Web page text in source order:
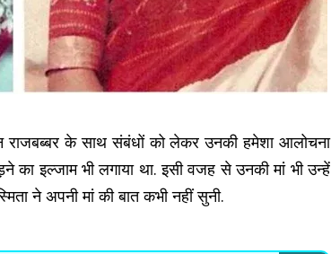
राजबब्बर के साथ संबंधों को लेकर उनकी हमेशा आलोचना
का इल्जाम भी लगाया था. इसी वजह से उनकी मां भी उन्हें
ने अपनी मां की बात कभी नहीं सुनी.